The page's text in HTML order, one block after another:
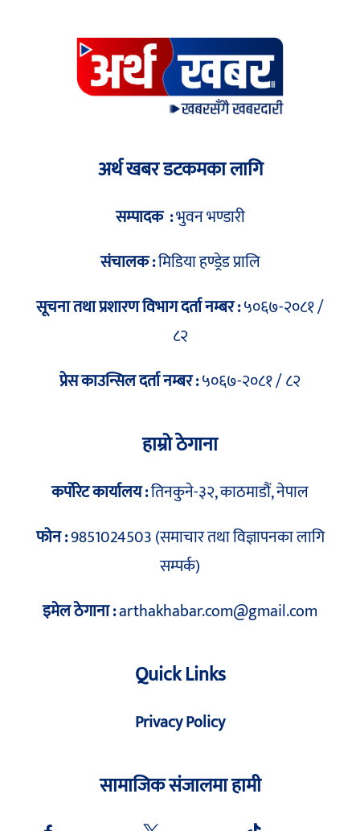
अर्थ खबर डटकमका लागि
सम्पादक :भुवन भण्डारी
संचालक :मिडिया हण्ड्रेड प्रालि
सूचना तथा प्रशारण विभाग दर्ता नम्बर :५०६७-२०८१ /
८२
प्रेस काउन्सिल दर्ता नम्बर :५०६७-२०८१ / ८२
हाम्रो ठेगाना
कर्पोरेट कार्यालय :तिनकुने-३२, काठमाडौं, नेपाल
फोन :9851024503 (समाचार तथा विज्ञापनका लागि
सम्पर्क)
इमेल ठेगाना :arthakhabar.com@gmail.com
Quick Links
Privacy Policy
सामाजिक संजालमा हामी